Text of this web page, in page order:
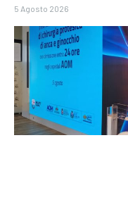
5 Agosto 2026